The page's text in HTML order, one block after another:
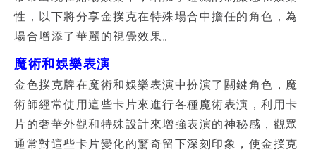
性，以下將分享金撲克在特殊場合中擔任的角色，為
場合增添了華麗的視覺效果。
魔術和娛樂表演
金色撲克牌在魔術和娛樂表演中扮演了關鍵角色，魔
術師經常使用這些卡片來進行各種魔術表演，利用卡
片的奢華外觀和特殊設計來增強表演的神秘感，觀眾
通常對這些卡片變化的驚奇留下深刻印象，使金撲克